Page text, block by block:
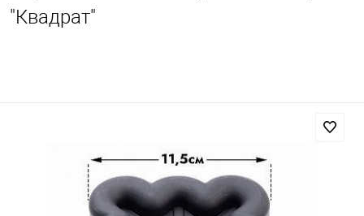
"Квадрат"